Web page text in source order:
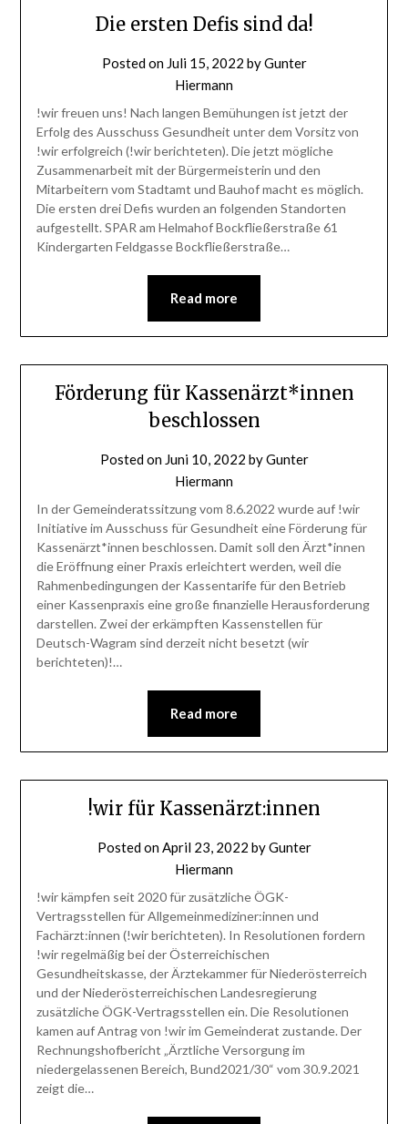
Die ersten Defis sind da!
Posted on Juli 15, 2022 byGunter
Hiermann
!wir freuen uns! Nach langen Bemühungen ist jetzt der
Erfolg des Ausschuss Gesundheit unter dem Vorsitz von
!wir erfolgreich (!wir berichteten). Die jetzt mögliche
Zusammenarbeit mit der Bürgermeisterin und den
Mitarbeitern vom Stadtamt und Bauhof macht es möglich.
Die ersten drei Defis wurden an folgenden Standorten
aufgestellt. SPAR am Helmahof Bockfließerstraße 61
Kindergarten Feldgasse Bockfließerstraße…
Read more
Förderung für Kassenärzt*innen
beschlossen
Posted on Juni 10, 2022 byGunter
Hiermann
In der Gemeinderatssitzung vom 8.6.2022 wurde auf !wir
Initiative im Ausschuss für Gesundheit eine Förderung für
Kassenärzt*innen beschlossen. Damit soll den Ärzt*innen
die Eröffnung einer Praxis erleichtert werden, weil die
Rahmenbedingungen der Kassentarife für den Betrieb
einer Kassenpraxis eine große finanzielle Herausforderung
darstellen. Zwei der erkämpften Kassenstellen für
Deutsch-Wagram sind derzeit nicht besetzt (wir
berichteten)!…
Read more
!wir für Kassenärzt:innen
Posted onApril 23, 2022 byGunter
Hiermann
!wir kämpfen seit 2020 für zusätzliche ÖGK-
Vertragsstellen für Allgemeinmediziner:innen und
Fachärzt:innen (!wir berichteten). In Resolutionen fordern
!wir regelmäßig bei der Österreichischen
Gesundheitskasse, der Ärztekammer für Niederösterreich
und der Niederösterreichischen Landesregierung
zusätzliche ÖGK-Vertragsstellen ein. Die Resolutionen
kamen auf Antrag von !wir im Gemeinderat zustande. Der
Rechnungshofbericht „Ärztliche Versorgung im
niedergelassenen Bereich, Bund2021/30“ vom 30.9.2021
zeigt die…